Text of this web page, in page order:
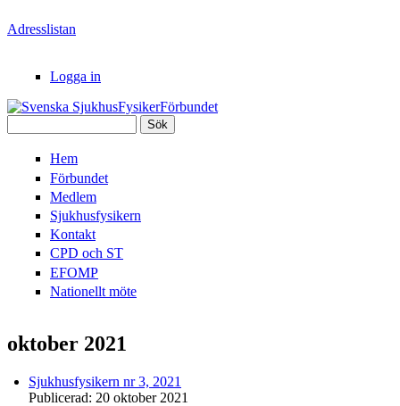
Adresslistan
Logga in
SjukhusFysikerFörbundet
Hem
Förbundet
Medlem
Sjukhusfysikern
Kontakt
CPD och ST
EFOMP
Nationellt möte
oktober 2021
Sjukhusfysikern nr 3, 2021
Publicerad: 20 oktober 2021